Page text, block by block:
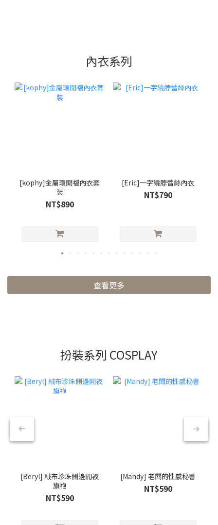
內衣系列
[kophy]金屬環開襠內衣套
裝
NT$890
[Eric]一字繞脖蕾絲內衣
NT$790
查看更多
扮裝系列 COSPLAY
[Beryl] 絨布珍珠側邊開衩
旗袍
NT$590
[Mandy] 老闆的性感秘書
NT$590